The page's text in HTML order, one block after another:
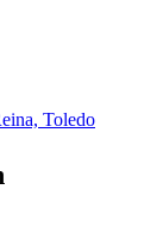
Toledo